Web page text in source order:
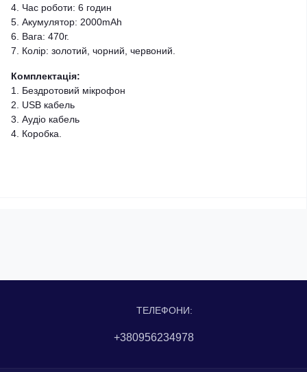
4. Час роботи: 6 годин
5. Акумулятор: 2000mAh
6. Вага: 470г.
7. Колір: золотий, чорний, червоний.
Комплектація:
1. Бездротовий мікрофон
2. USB кабель
3. Аудіо кабель
4. Коробка.
ТЕЛЕФОНИ:
+380956234978